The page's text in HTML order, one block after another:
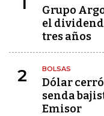
Grupo
el
tres años
2 BOLSAS
Dólar cerró
senda
Emisor